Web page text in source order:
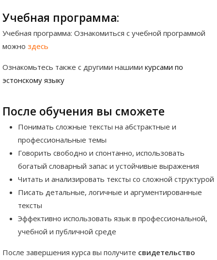
Учебная программа:
Учебная программа: Ознакомиться с учебной программой
можно здесь
Ознакомьтесь также с другими нашими курсами по
эстонскому языку
После обучения вы сможете
Понимать сложные тексты на абстрактные и
профессиональные темы
Говорить свободно и спонтанно, использовать
богатый словарный запас и устойчивые выражения
Читать и анализировать тексты со сложной структурой
Писать детальные, логичные и аргументированные
тексты
Эффективно использовать язык в профессиональной,
учебной и публичной среде
После завершения курса вы получите свидетельство